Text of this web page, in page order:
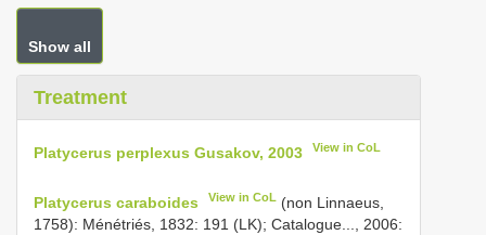
Show all
Treatment
Platycerus perplexus Gusakov, 2003 View in CoL
Platycerus caraboides View in CoL (non Linnaeus,
1758): Ménétriés, 1832: 191 (LK); Catalogue..., 2006: